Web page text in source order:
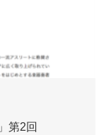
第2回